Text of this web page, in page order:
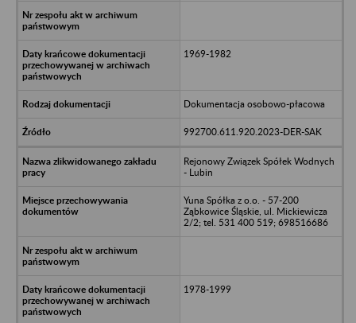
1969-1982
Dokumentacja osobowo-płacowa
992700.611.920.2023-DER-SAK
Rejonowy Związek Spółek Wodnych
- Lubin
Yuna Spółka z o.o. - 57-200
Ząbkowice Śląskie, ul. Mickiewicza
2/2; tel. 531 400 519; 698516686
1978-1999